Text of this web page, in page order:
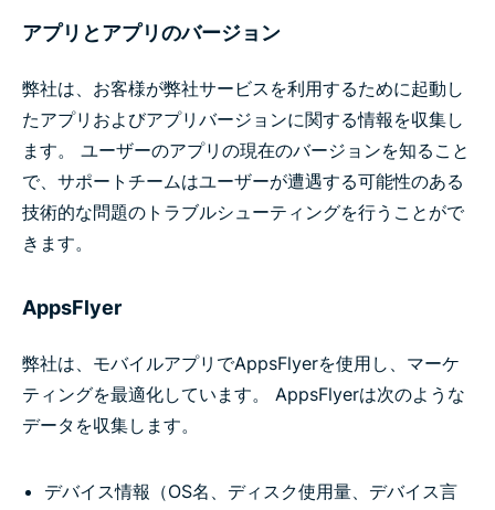
アプリとアプリのバージョン
弊社は、お客様が弊社サービスを利用するために起動し
たアプリおよびアプリバージョンに関する情報を収集し
ます。 ユーザーのアプリの現在のバージョンを知ること
で、サポートチームはユーザーが遭遇する可能性のある
技術的な問題のトラブルシューティングを行うことがで
きます。
AppsFlyer
弊社は、モバイルアプリでAppsFlyerを使用し、マーケ
ティングを最適化しています。 AppsFlyerは次のような
データを収集します。
デバイス情報（OS名、ディスク使用量、デバイス言